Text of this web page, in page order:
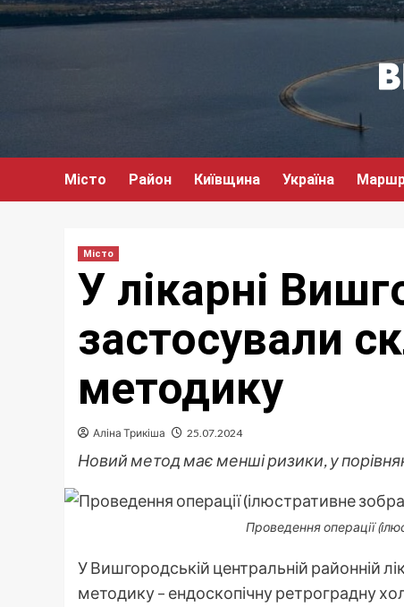
Перейти
до
Місто Район Київщина Україна
Місто
У лікарні
застосували
методику
Аліна Трикіша 25.07.2024
Новий метод має менші ризики, у
Проведення операції
У Вишгородській центральній районній
методику – ендоскопічну ретроградну